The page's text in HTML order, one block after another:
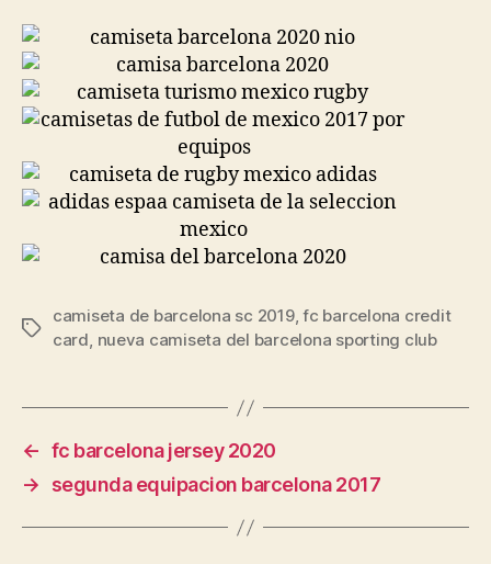
Etiquetas
camiseta de barcelona sc 2019,fc barcelona credit
card, nueva camiseta del barcelona sporting club
← fc barcelona jersey 2020
→
segunda equipacion barcelona 2017